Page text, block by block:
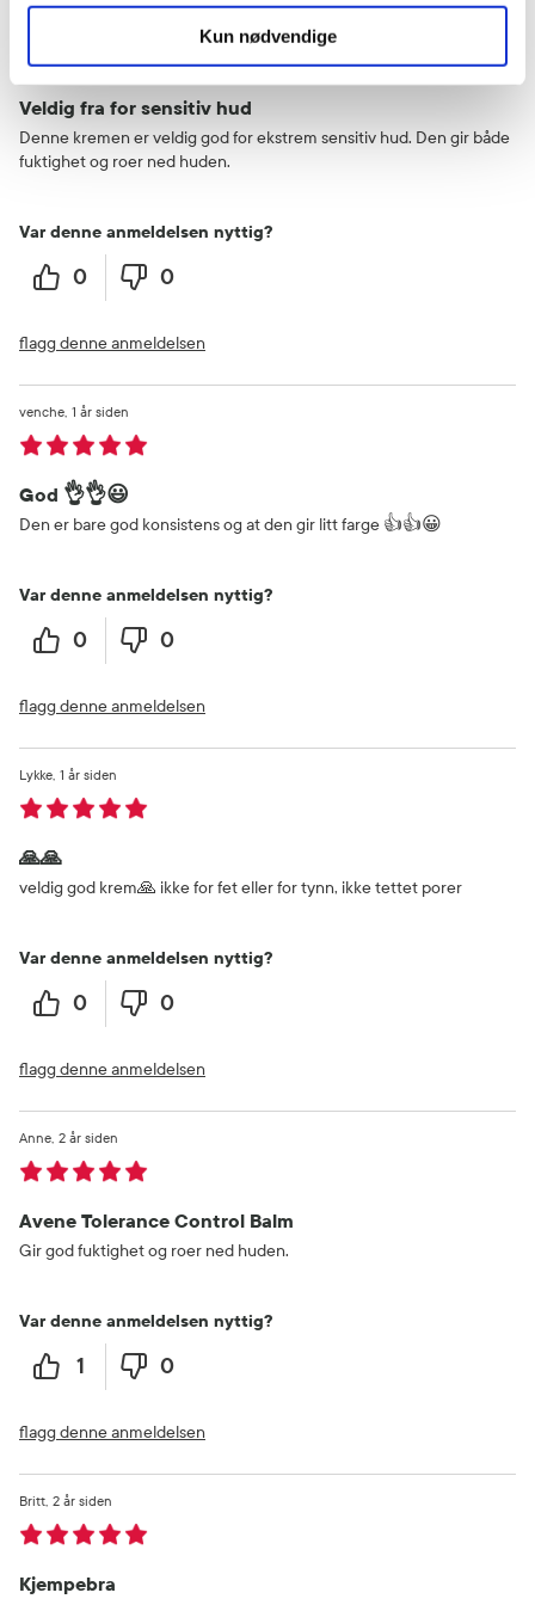
Kun nødvendige
Veldig fra for sensitiv hud
Denne kremen er veldig god for ekstrem sensitiv hud. Den gir både
fuktighet og roer ned huden.
Var denne anmeldelsen nyttig?
0 0
flagg denne anmeldelsen
God 👌👌😃
1 år siden
venche
Den er bare god konsistens og at den gir litt farge 👍👍😀
Var denne anmeldelsen nyttig?
0 0
flagg denne anmeldelsen
🙏🙏
1 år siden
Lykke
veldig god krem🙏 ikke for fet eller for tynn, ikke tettet porer
Var denne anmeldelsen nyttig?
0 0
flagg denne anmeldelsen
Avene Tolerance Control Balm
2 år siden
Anne
Gir god fuktighet og roer ned huden.
Var denne anmeldelsen nyttig?
1 0
flagg denne anmeldelsen
Kjempebra
2 år siden
Britt